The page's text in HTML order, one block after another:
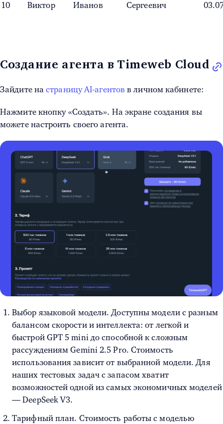
10 Виктор Иванов Сергеевич
Создание агента в Timeweb Cloud
Зайдите настраницу AI-агентов в личном кабинете:
Нажмите кнопку «Создать». На экране создания вы
можете настроить своего агента.
Выбор языковой модели. Доступны модели с разным
балансом скорости и интеллекта: от легкой и
быстрой GPT 5 mini до способной к сложным
рассуждениям Gemini 2.5 Pro. Стоимость
использования зависит от выбранной модели. Для
наших тестовых задач с запасом хватит
возможностей одной из самых экономичных моделей
— DeepSeek V3.
Тарифный план. Стоимость работы с моделью